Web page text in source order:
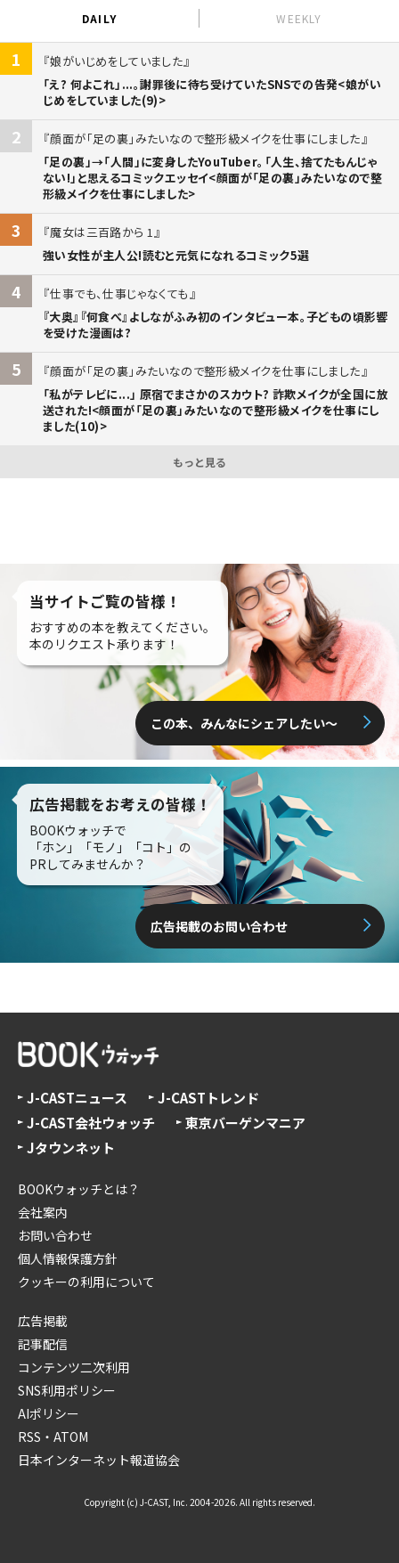
DAILY WEEKLY
1
娘がいじめをしていました
「え? 何よこれ」...。謝罪後に待ち受けていたSNSでの告発<娘がい
じめをしていました(9)>
2
顔面が「足の裏」みたいなので整形級メイクを仕事にしました
「足の裏」→「人間」に変身したYouTuber。「人生、捨てたもんじゃ
ない!」と思えるコミックエッセイ<顔面が「足の裏」みたいなので整
形級メイクを仕事にしました>
3
魔女は三百路から 1
強い女性が主人公!読むと元気になれるコミック5選
4
仕事でも、仕事じゃなくても
『大奥』『何食べ』よしながふみ初のインタビュー本。子どもの頃影響
を受けた漫画は?
5
顔面が「足の裏」みたいなので整形級メイクを仕事にしました
「私がテレビに...」 原宿でまさかのスカウト? 詐欺メイクが全国に放
送された!<顔面が「足の裏」みたいなので整形級メイクを仕事にし
ました(10)>
もっと見る
当サイトご覧の皆様！
おすすめの本を教えてください。
本のリクエスト承ります！
この本、みんなにシェアしたい〜
広告掲載をお考えの皆様！
BOOKウォッチで
「ホン」「モノ」「コト」の
PRしてみませんか？
広告掲載のお問い合わせ
J-CASTニュース
J-CASTトレンド
J-CAST会社ウォッチ
東京バーゲンマニア
Jタウンネット
BOOKウォッチとは？
会社案内
お問い合わせ
個人情報保護方針
クッキーの利用について
広告掲載
記事配信
コンテンツ二次利用
SNS利用ポリシー
AIポリシー
RSS・ATOM
日本インターネット報道協会
Copyright (c) J-CAST, Inc. 2004-2026. All rights reserved.